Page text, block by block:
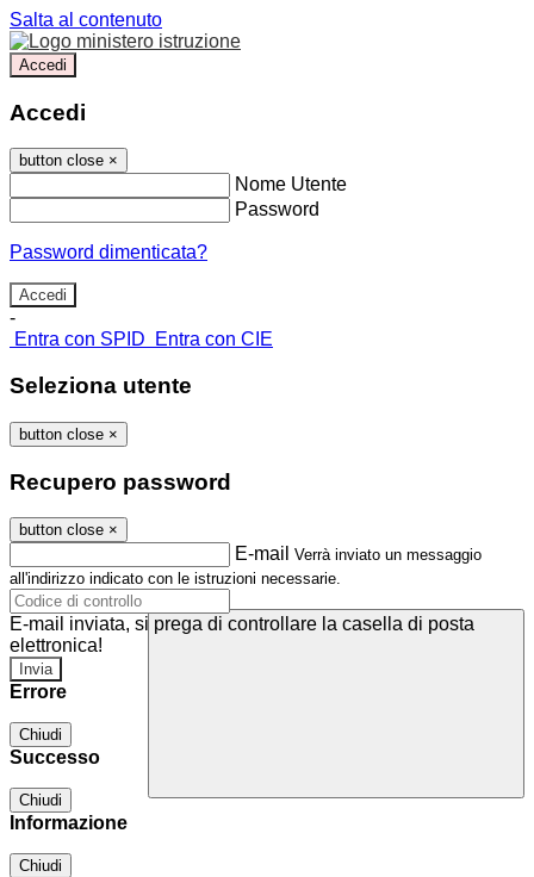
Salta al contenuto
Accedi
Accedi
button close ×
Nome Utente
Password
Password dimenticata?
-
Entra con SPID
Entra con CIE
Seleziona utente
button close ×
Recupero password
button close ×
E-mail Verrà inviato un messaggio
all'indirizzo indicato con le istruzioni necessarie.
E-mail inviata, si prega di controllare la casella di posta
elettronica!
Errore
Chiudi
Successo
Chiudi
Informazione
Chiudi